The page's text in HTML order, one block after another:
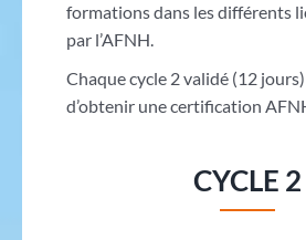
formations dans les différents
par l’AFNH.
Chaque cycle 2 validé (12
d’obtenir une certification
CYCLE 2